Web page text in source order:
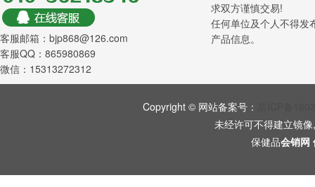
客服邮箱：bjp868@126.com
客服QQ：865980869
微信：15313272312
求双方谨慎交易!
任何单位及个人不得发
产品信息。
Copyright © 网站备案号：
未经许可不得建立镜
保健品会销网